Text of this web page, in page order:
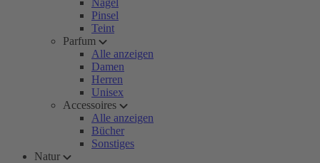
Nägel
Pinsel
Teint
Parfum
Alle anzeigen
Damen
Herren
Unisex
Accessoires
Alle anzeigen
Bücher
Sonstiges
Natur